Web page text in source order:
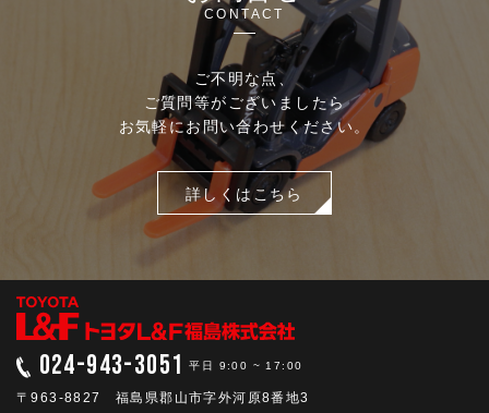
CONTACT
ご不明な点、
ご質問等がございましたら
お気軽にお問い合わせください。
詳しくはこちら
024-943-3051 平日 9:00 ~ 17:00
〒963-8827 福島県郡山市字外河原8番地3